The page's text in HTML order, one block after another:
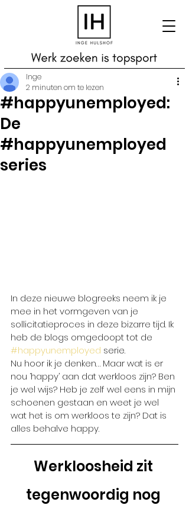
#happyunemployed:
De
#happyunemployed
series
Inge
2 minuten om te lezen
In deze nieuwe blogreeks neem ik je
mee in het vormgeven van je
sollicitatieproces in deze bizarre tijd. Ik
heb de blogs omgedoopt tot de
#happyunemployed serie.
Nu hoor ik je denken… Maar wat is er
nou ‘happy’ aan dat werkloos zijn? Ben
je wel wijs? Heb je zelf wel eens in mijn
schoenen gestaan en weet je wel
wat het is om werkloos te zijn? Dat is
alles behalve happy.
Werkloosheid zit
tegenwoordig nog